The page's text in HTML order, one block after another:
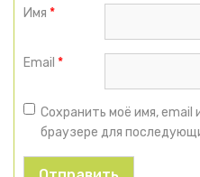
Имя *
Email *
Сохранить моё имя, email
браузере для